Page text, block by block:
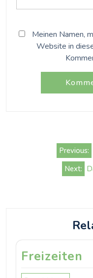
Meinen Namen,
Website in
Beitrags-
NavigationPrevious:
Next:
Freizeiten